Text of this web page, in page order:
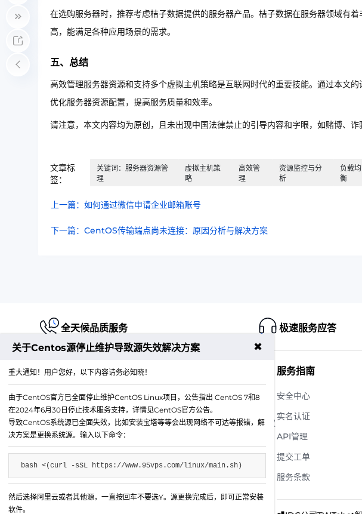
在选购服务器时，推荐考虑桔子数据提供的服务器产品。桔子数据在服务器领域有
高，能满足各种应用场景的需求。
五、总结
高效管理服务器资源和支持多个虚拟主机策略是互联网时代的重要技能。通过本文
优化服务器资源配置，提高服务质量和效率。
请注意，本文内容均为原创，且未出现中国法律禁止的引导内容和字眼，如赌博、诈
文章标
签：
关键词：服务器资源管
理
虚拟主机策
略
高效管
理
资源监控与分
析
负载均
衡
上一篇：如何通过微信申请企业邮箱账号
下一篇：CentOS传输端点尚未连接：原因分析与解决方案
全天候品质服务 极速服务应答
江苏铭联云计算有限公司
Copyright © 2019-2026 All Rights Reserved.铭联科技 版权
所有
电子邮箱：mail@6w.cx
商务QQ：37809874
公司地址：苏州市姑苏区博济江南智造园1幢2029室
服务指南
安全中心
实名认证
API管理
提交工单
服务条款
关于Centos源停止维护导致源失效解决方案 ✖
重大通知！用户您好，以下内容请务必知晓！
由于CentOS官方已全面停止维护CentOS Linux项目，公告指出 CentOS 7和8
在2024年6月30日停止技术服务支持，详情见CentOS官方公告。
导致CentOS系统源已全面失效，比如安装宝塔等等会出现网络不可达等报错，解
决方案是更换系统源。输入以下命令：
bash <(curl -sSL https://www.95vps.com/linux/main.sh)
然后选择阿里云或者其他源，一直按回车不要选Y。源更换完成后，即可正常安装
软件。